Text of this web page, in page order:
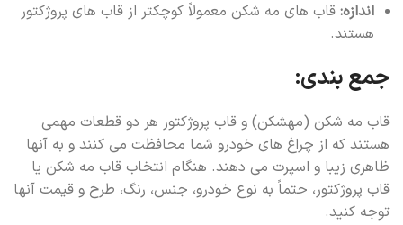
اندازه: قاب های مه شکن معمولاً کوچکتر از قاب های پروژکتور
هستند.
جمع بندی:
قاب مه شکن (مهشکن) و قاب پروژکتور هر دو قطعات مهمی
هستند که از چراغ های خودرو شما محافظت می کنند و به آنها
ظاهری زیبا و اسپرت می دهند. هنگام انتخاب قاب مه شکن یا
قاب پروژکتور، حتماً به نوع خودرو، جنس، رنگ، طرح و قیمت آنها
توجه کنید.